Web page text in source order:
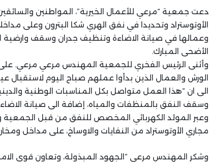
دعت جمعية “مرعي للأعمال الخيرية”، المواطنين
الأوتوستراد وتحديدا في نفق الهري شكا البترون وعلى
وعمالها في صيانة الاضاءة وتنظيف جدران وسقف وارضية
الأضحى المبارك.
وأثنى الرئيس الفخري للجمعية المهندس مرعي مرعي.
الورش والعمال الذين بدأوا عملهم صباح اليوم
الى ان “هذا العمل متواصل بكل المناسبات الوطنية
وسقف النفق بالمنظفات والمياه، إضافة الى صيانة
وعبر المولد الكهربائي المخصص للنفق من قبل
مجاري الأوتوستراد من النفايات والاوساخ، على مداخل
وشكر المهندس مرعي “الجهود المبذولة، وتعاون قوى الامن